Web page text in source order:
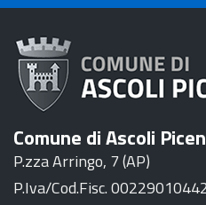
Comune di Ascoli
P.zza Arringo, 7 (AP)
P.Iva/Cod.Fisc.